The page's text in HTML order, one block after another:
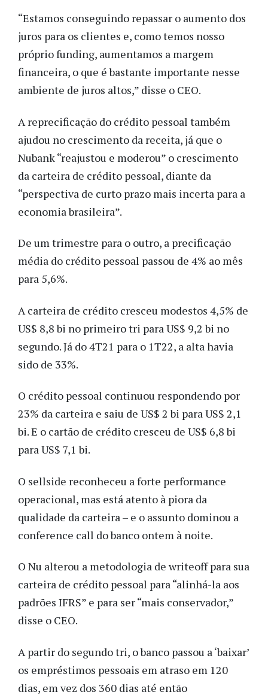
“Estamos conseguindo repassar o aumento dos
juros para os clientes e, como temos nosso
próprio funding, aumentamos a margem
financeira, o que é bastante importante nesse
ambiente de juros altos,” disse o CEO.
A reprecificação do crédito pessoal também
ajudou no crescimento da receita, já que o
Nubank “reajustou e moderou” o crescimento
da carteira de crédito pessoal, diante da
“perspectiva de curto prazo mais incerta para a
economia brasileira”.
De um trimestre para o outro, a precificação
média do crédito pessoal passou de 4% ao mês
para 5,6%.
A carteira de crédito cresceu modestos 4,5% de
US$ 8,8 bi no primeiro tri para US$ 9,2 bi no
segundo. Já do 4T21 para o 1T22, a alta havia
sido de 33%.
O crédito pessoal continuou respondendo por
23% da carteira e saiu de US$ 2 bi para US$ 2,1
bi. E o cartão de crédito cresceu de US$ 6,8 bi
para US$ 7,1 bi.
O sellside reconheceu a forte performance
operacional, mas está atento à piora da
qualidade da carteira – e o assunto dominou a
conference call do banco ontem à noite.
O Nu alterou a metodologia de writeoff para sua
carteira de crédito pessoal para “alinhá-la aos
padrões IFRS” e para ser “mais conservador,”
disse o CEO.
A partir do segundo tri, o banco passou a ‘baixar’
os empréstimos pessoais em atraso em 120
dias, em vez dos 360 dias até então